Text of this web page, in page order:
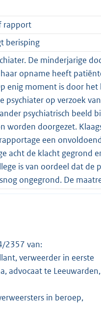
rapport
berisping
De minderjarige
opname heeft
enig moment is door
psychiater op verzoek
psychiatrisch
worden doorgezet.
een
acht de klacht gegrond
is van oordeel dat
ongegrond. De
2357 van:
verweerder in eerste
advocaat te Leeuwarden,
in beroep,